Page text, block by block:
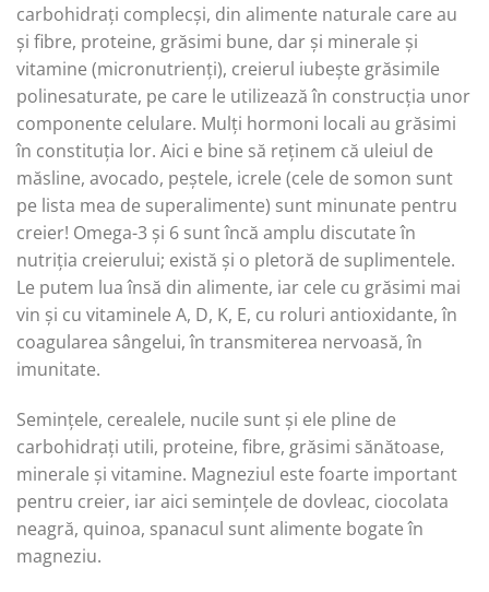
carbohidrați complecși, din alimente naturale care au
și fibre, proteine, grăsimi bune, dar și minerale și
vitamine (micronutrienți), creierul iubește grăsimile
polinesaturate, pe care le utilizează în construcția unor
componente celulare. Mulți hormoni locali au grăsimi
în constituția lor. Aici e bine să reținem că uleiul de
măsline, avocado, peștele, icrele (cele de somon sunt
pe lista mea de superalimente) sunt minunate pentru
creier! Omega-3 și 6 sunt încă amplu discutate în
nutriția creierului; există și o pletoră de suplimentele.
Le putem lua însă din alimente, iar cele cu grăsimi mai
vin și cu vitaminele A, D, K, E, cu roluri antioxidante, în
coagularea sângelui, în transmiterea nervoasă, în
imunitate.
Semințele, cerealele, nucile sunt și ele pline de
carbohidrați utili, proteine, fibre, grăsimi sănătoase,
minerale și vitamine. Magneziul este foarte important
pentru creier, iar aici semințele de dovleac, ciocolata
neagră, quinoa, spanacul sunt alimente bogate în
magneziu.